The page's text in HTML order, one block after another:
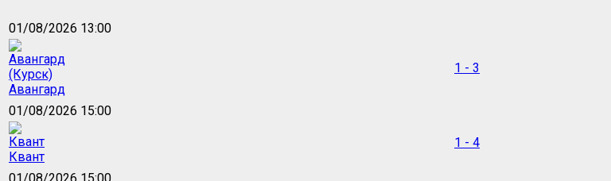
01/08/2026 13:00
Авангард
1 - 3
01/08/2026 15:00
Квант
1 - 4